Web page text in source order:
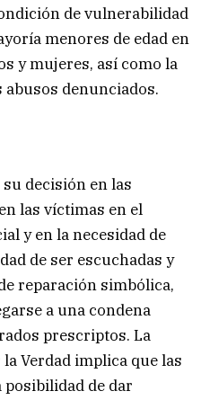
de vulnerabilidad
menores de edad en
y mujeres, así como la
denunciados.
decisión en las
las víctimas en el
y en la necesidad de
de ser escuchadas y
reparación simbólica,
a una condena
prescriptos. La
Verdad implica que las
de dar